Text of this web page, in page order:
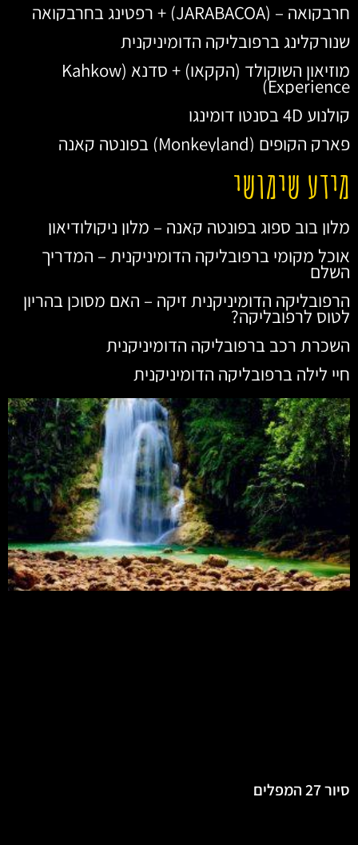
חרבקואה – (JARABACOA) + רפטינג בחרבקואה
שנורקלינג ברפובליקה הדומיניקנית
מוזיאון השוקולד (הקקאו) + סדנא (Kahkow
Experience)
קולנוע 4D בסנטו דומינגו
פארק הקופים (Monkeyland) בפונטה קאנה
מידע שימושי
מלון בוב ספוג בפונטה קאנה – מלון ניקולודיאון
אוכל מקומי ברפובליקה הדומיניקנית – המדריך
השלם
הרפובליקה הדומיניקנית זיקה – האם מסוכן בהריון
לטוס לרפובליקה?
השכרת רכב ברפובליקה הדומיניקנית
חיי לילה ברפובליקה הדומיניקנית
סיור 27 המפלים